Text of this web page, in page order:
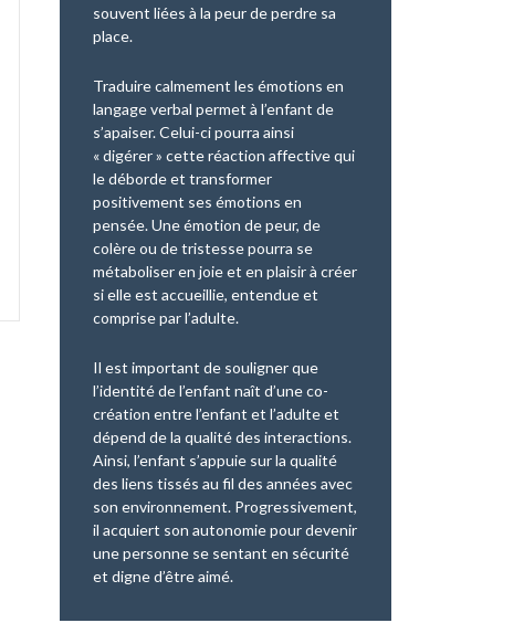
souvent liées à la peur de perdre sa
place.
Traduire calmement les émotions en
langage verbal permet à l’enfant de
s’apaiser. Celui-ci pourra ainsi
« digérer » cette réaction affective qui
le déborde et transformer
positivement ses émotions en
pensée. Une émotion de peur, de
colère ou de tristesse pourra se
métaboliser en joie et en plaisir à créer
si elle est accueillie, entendue et
comprise par l’adulte.
Il est important de souligner que
l’identité de l’enfant naît d’une co-
création entre l’enfant et l’adulte et
dépend de la qualité des interactions.
Ainsi, l’enfant s’appuie sur la qualité
des liens tissés au fil des années avec
son environnement. Progressivement,
il acquiert son autonomie pour devenir
une personne se sentant en sécurité
et digne d’être aimé.